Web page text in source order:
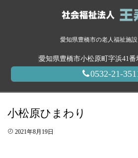
愛知県豊橋市の老人福祉施設
愛知県豊橋市小松原町字浜41番
0532-21-
小松原ひまわり
2021年8月19日